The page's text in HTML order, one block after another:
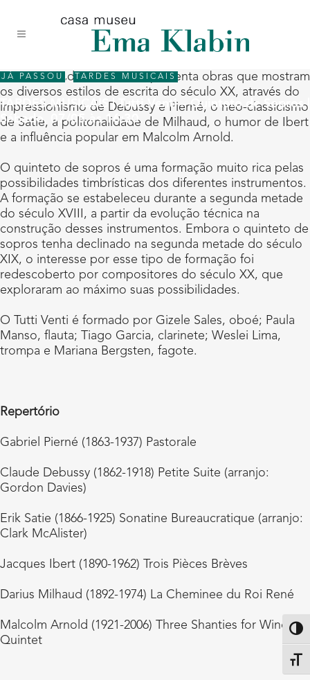
conteúdo
navegação
site
JÁ PASSOU , TARDES MUSICAIS
TARDES MUSICAIS | Tutti Venti – Quinteto de Sopros |
Sábado, 07/05 às 16:30
O concerto do Tutti Venti apresenta obras que mostram
os diversos estilos de escrita do século XX, através do
impressionismo de Debussy e Pierné, o neo-classicismo
de Satie, a politonalidade de Milhaud, o humor de Ibert
e a influência popular em Malcolm Arnold.
O quinteto de sopros é uma formação muito rica pelas
possibilidades timbrísticas dos diferentes instrumentos.
A formação se estabeleceu durante a segunda metade
do século XVIII, a partir da evolução técnica na
construção desses instrumentos. Embora o quinteto de
sopros tenha declinado na segunda metade do século
XIX, o interesse por esse tipo de formação foi
redescoberto por compositores do século XX, que
exploraram ao máximo suas possibilidades.
O Tutti Venti é formado por Gizele Sales, oboé; Paula
Manso, flauta; Tiago Garcia, clarinete; Weslei Lima,
trompa e Mariana Bergsten, fagote.
Repertório
Gabriel Pierné (1863-1937) Pastorale
Claude Debussy (1862-1918) Petite Suite (arranjo:
Gordon Davies)
Erik Satie (1866-1925) Sonatine Bureaucratique (arranjo:
Clark McAlister)
Jacques Ibert (1890-1962) Trois Pièces Brèves
Darius Milhaud (1892-1974) La Cheminee du Roi René
Malcolm Arnold (1921-2006) Three Shanties for Wind
Quintet